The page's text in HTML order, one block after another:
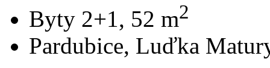
Byty 2+1, 52 m2
Pardubice, Luďka